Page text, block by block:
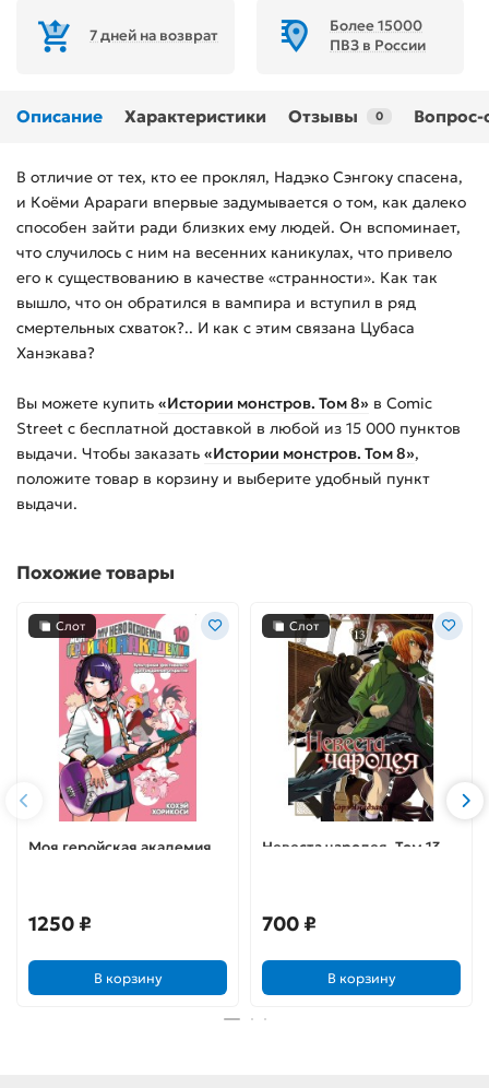
7 дней на возврат
Более 15000
ПВЗ в России
Описание Характеристики Отзывы 0 Вопрос-
В отличие от тех, кто ее проклял, Надэко Сэнгоку спасена,
и Коёми Арараги впервые задумывается о том, как далеко
способен зайти ради близких ему людей. Он вспоминает,
что случилось с ним на весенних каникулах, что привело
его к существованию в качестве «странности». Как так
вышло, что он обратился в вампира и вступил в ряд
смертельных схваток?.. И как с этим связана Цубаса
Ханэкава?
Вы можете купить «Истории монстров. Том 8» в Comic
Street с бесплатной доставкой в любой из 15 000 пунктов
выдачи. Чтобы заказать «Истории монстров. Том 8»,
положите товар в корзину и выберите удобный пункт
выдачи.
Похожие товары
Слот
Моя геройская академия.
1250 ₽
В корзину
Слот
Невеста чародея. Том 13
700 ₽
В корзину